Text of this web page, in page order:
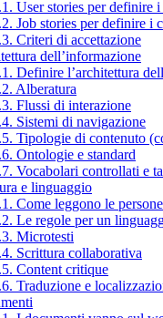
User stories per definire
Job stories per definire i
Criteri di accettazione
dell’informazione
Definire l’architettura
Alberatura
Flussi di interazione
Sistemi di navigazione
Tipologie di contenuto
Ontologie e standard
Vocabolari controllati e
e linguaggio
Come leggono le
Le regole per un
Microtesti
Scrittura collaborativa
Content critique
Traduzione e